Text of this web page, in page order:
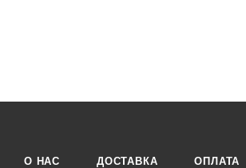
О НАС ДОСТАВКА ОПЛАТА